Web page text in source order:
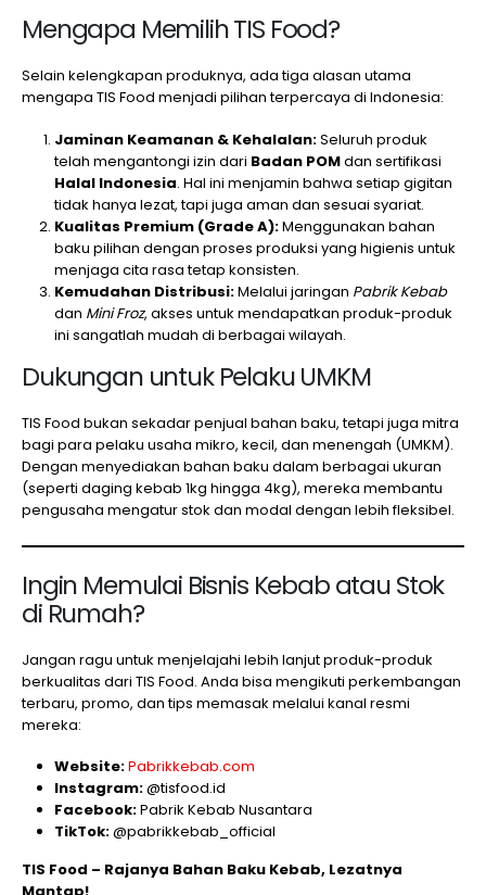
Mengapa Memilih TIS Food?
Selain kelengkapan produknya, ada tiga alasan utama
mengapa TIS Food menjadi pilihan terpercaya di Indonesia:
Jaminan Keamanan & Kehalalan:Seluruh produk
telah mengantongi izin dari Badan POMdan sertifikasi
Halal Indonesia. Hal ini menjamin bahwa setiap gigitan
tidak hanya lezat, tapi juga aman dan sesuai syariat.
Kualitas Premium (Grade A):Menggunakan bahan
baku pilihan dengan proses produksi yang higienis untuk
menjaga cita rasa tetap konsisten.
Kemudahan Distribusi:Melalui jaringan Pabrik Kebab
dan Mini Froz, akses untuk mendapatkan produk-produk
ini sangatlah mudah di berbagai wilayah.
Dukungan untuk Pelaku UMKM
TIS Food bukan sekadar penjual bahan baku, tetapi juga mitra
bagi para pelaku usaha mikro, kecil, dan menengah (UMKM).
Dengan menyediakan bahan baku dalam berbagai ukuran
(seperti daging kebab 1kg hingga 4kg), mereka membantu
pengusaha mengatur stok dan modal dengan lebih fleksibel.
Ingin Memulai Bisnis Kebab atau Stok
di Rumah?
Jangan ragu untuk menjelajahi lebih lanjut produk-produk
berkualitas dari TIS Food. Anda bisa mengikuti perkembangan
terbaru, promo, dan tips memasak melalui kanal resmi
mereka:
Website:Pabrikkebab.com
Instagram:@tisfood.id
Facebook:Pabrik Kebab Nusantara
TikTok:@pabrikkebab_official
TIS Food – Rajanya Bahan Baku Kebab, Lezatnya